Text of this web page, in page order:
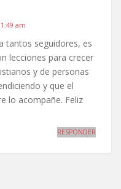
am
tantos seguidores, es
lecciones para crecer
y de personas
y que el
lo acompañe. Feliz
RESPONDER